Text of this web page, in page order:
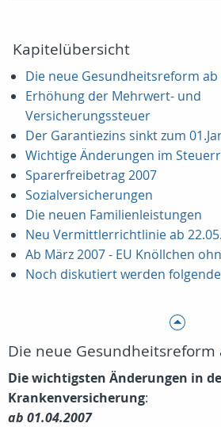
Kapitelübersicht
Die neue Gesundheitsreform ab
Erhöhung der Mehrwert- und
Versicherungssteuer
Der Garantiezins sinkt zum
Wichtige Änderungen im
Sparerfreibetrag 2007
Sozialversicherungen
Die neuen Familienleistungen
Neu Vermittlerrichtlinie ab
Ab März 2007 - EU Knöllchen
Noch diskutiert werden
Die neue Gesundheitsreform
Die wichtigsten Änderungen in
Krankenversicherung:
ab 01.04.2007